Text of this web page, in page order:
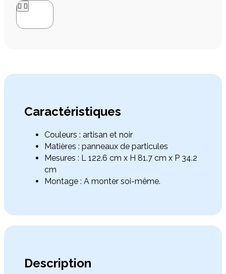
 
Caractéristiques
Couleurs : artisan et noir
Matières : panneaux de particules
Mesures : L 122.6 cm x H 81.7 cm x P 34.2
cm
Montage : A monter soi-même.
Description